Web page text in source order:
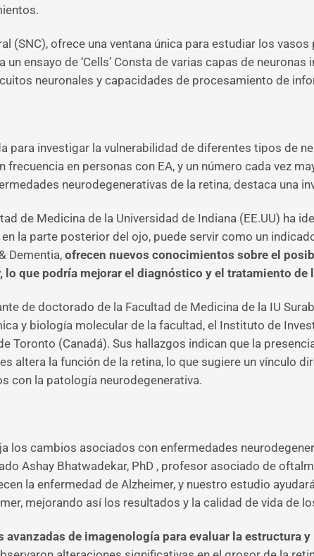
(SNC), ofrece una ventana única para estudiar los
ensayo de ‘Cells’ Consta de varias capas de
neuronales y capacidades de procesamiento de
para investigar la vulnerabilidad de diferentes tipos de
frecuencia en personas con EA, y un número cada vez
neurodegenerativas de la retina, destaca una
de Medicina de la Universidad de Indiana (EE.UU) ha
la parte posterior del ojo, puede servir como un
Dementia, ofrecen nuevos conocimientos sobre el
que podría mejorar el diagnóstico y el tratamiento de
de doctorado de la Facultad de Medicina de la IU
y biología molecular de la facultad, el Instituto de
Toronto (Canadá). Sus hallazgos indican que la
altera la función de la retina, lo que sugiere un vínculo
con la patología neurodegenerativa.
los cambios asociados con enfermedades
Ashay Bhatwadekar, PhD , profesor asociado de
la enfermedad de Alzheimer, y nuestro estudio
mejorando así los resultados y la calidad de vida de
de imagenología para evaluar la estructura